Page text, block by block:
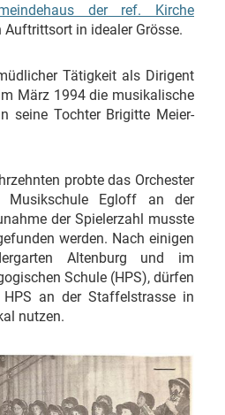
der ref. Kirche
Auftrittsort in idealer Grösse.
Tätigkeit als Dirigent
März 1994 die musikalische
seine Tochter Brigitte Meier-
probte das Orchester
Egloff an der
der Spielerzahl musste
werden. Nach einigen
Altenburg und im
Schule (HPS), dürfen
an der Staffelstrasse in
nutzen.